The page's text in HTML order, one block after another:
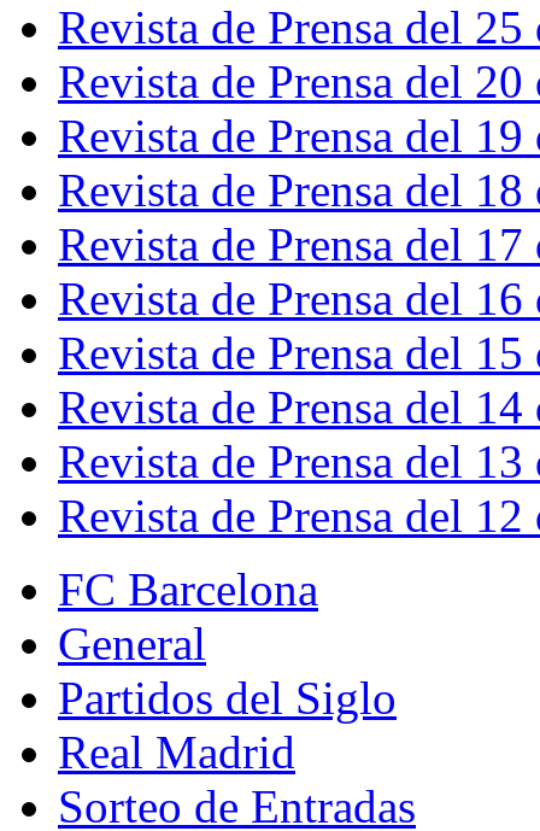
Revista de Prensa del
Revista de Prensa del
Revista de Prensa del
Revista de Prensa del
Revista de Prensa del
Revista de Prensa del
Revista de Prensa del
Revista de Prensa del
Revista de Prensa del
Revista de Prensa del
FC Barcelona
General
Partidos del Siglo
Real Madrid
Sorteo de Entradas